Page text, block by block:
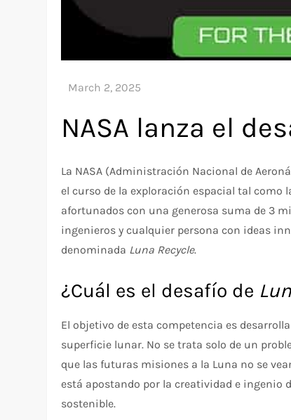
NASA lanza el
La NASA (Administración Nacional de
el curso de la exploración espacial tal como
afortunados con una generosa suma de 3
ingenieros y cualquier persona con ideas
denominada Luna Recycle.
¿Cuál es el desafío de
El objetivo de esta competencia es
superficie lunar. No se trata solo de un
que las futuras misiones a la Luna no se
está apostando por la creatividad e ingenio
sostenible.